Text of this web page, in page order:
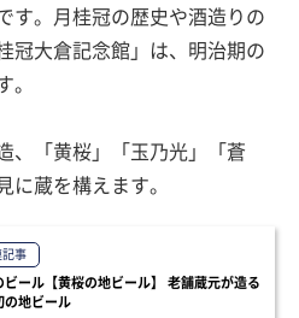
す。月桂冠の歴史や酒造りの
冠大倉記念館」は、明治期の
。
、「黄桜」「玉乃光」「蒼
に蔵を構えます。
記事
ビール【黄桜の地ビール】 老舗蔵元が造る
の地ビール